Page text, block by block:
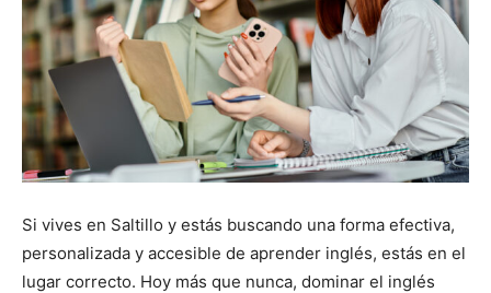
Si vives en Saltillo y estás buscando una forma efectiva,
personalizada y accesible de aprender inglés, estás en el
lugar correcto. Hoy más que nunca, dominar el inglés